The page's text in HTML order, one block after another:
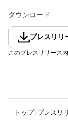
ダウンロード
プレスリリ
このプレスリリース
トップ プレスリ